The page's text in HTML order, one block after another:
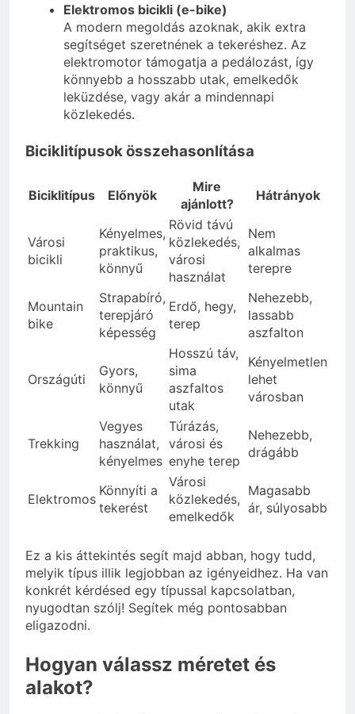
Elektromos bicikli (e-bike)
A modern megoldás azoknak, akik extra
segítséget szeretnének a tekeréshez. Az
elektromotor támogatja a pedálozást, így
könnyebb a hosszabb utak, emelkedők
leküzdése, vagy akár a mindennapi
közlekedés.
Biciklitípusok összehasonlítása
Biciklitípus Előnyök
Mire
ajánlott?
Hátrányok
Városi
bicikli
Kényelmes,
praktikus,
könnyű
Rövid távú
közlekedés,
városi
használat
Nem
alkalmas
terepre
Mountain
bike
Strapabíró,
terepjáró
képesség
Erdő, hegy,
terep
Nehezebb,
lassabb
aszfalton
Országúti
Gyors,
könnyű
Hosszú táv,
sima
aszfaltos
utak
Kényelmetlen
lehet
városban
Trekking
Vegyes
használat,
kényelmes
Túrázás,
városi és
enyhe terep
Nehezebb,
drágább
Elektromos
Könnyíti a
tekerést
Városi
közlekedés,
emelkedők
Magasabb
ár, súlyosabb
Ez a kis áttekintés segít majd abban, hogy tudd,
melyik típus illik legjobban az igényeidhez. Ha van
konkrét kérdésed egy típussal kapcsolatban,
nyugodtan szólj! Segítek még pontosabban
eligazodni.
Hogyan válassz méretet és
alakot?